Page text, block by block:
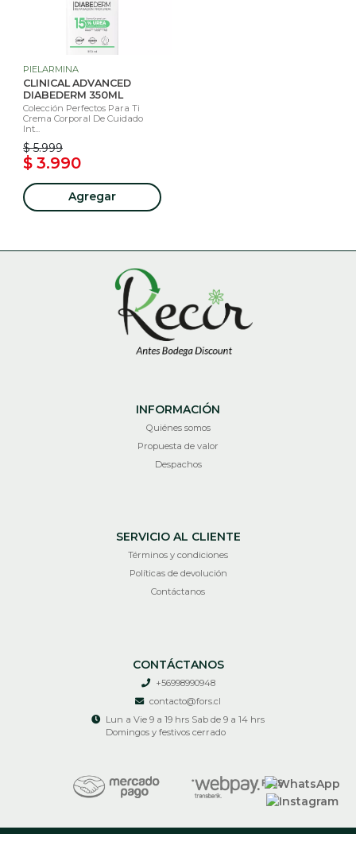
PIELARMINA
CLINICAL ADVANCED
DIABEDERM 350ML
Colección Perfectos Para Ti
Crema Corporal De Cuidado
Int...
$ 5.999
$ 3.990
Agregar
INFORMACIÓN
Quiénes somos
Propuesta de valor
Despachos
SERVICIO AL CLIENTE
Términos y condiciones
Políticas de devolución
Contáctanos
CONTÁCTANOS
+56998990948
contacto@fors.cl
Lun a Vie 9 a 19 hrs Sab de 9 a 14 hrs
Domingos y festivos cerrado